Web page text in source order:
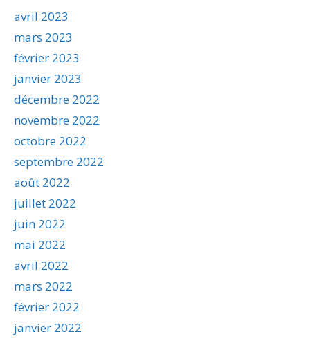
avril 2023
mars 2023
février 2023
janvier 2023
décembre 2022
novembre 2022
octobre 2022
septembre 2022
août 2022
juillet 2022
juin 2022
mai 2022
avril 2022
mars 2022
février 2022
janvier 2022